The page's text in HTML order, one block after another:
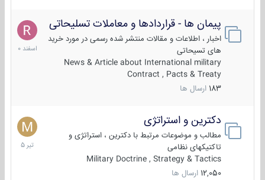
پیمان ها - قراردادها و معاملات تسلیحاتی
اخبار ، اطلاعات و مقالات منتشر شده رسمی در مورد خرید
های تسیحاتی
News & Article about International military
Contract , Pacts & Treaty
183 ارسال ها
7
اسفند
1400
دکترین و استراتژی
مطالب و موضوعات مرتبط با دکترین ، استراتژی و
تاکتیکهای نظامی
Military Doctrine , Strategy & Tactics
12,050 ارسال ها
27
تیر
1405